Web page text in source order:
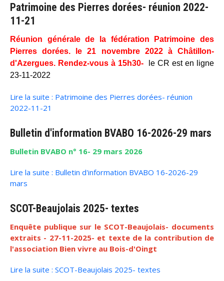
Patrimoine des Pierres dorées- réunion 2022-
11-21
Réunion générale de la fédération Patrimoine des
Pierres dorées. le 21 novembre 2022 à Châtillon-
d'Azergues. Rendez-vous à 15h30-
le CR est en ligne
23-11-2022
Lire la suite : Patrimoine des Pierres dorées- réunion
2022-11-21
Bulletin d'information BVABO 16-2026-29 mars
Bulletin BVABO n° 16- 29 mars 2026
Lire la suite : Bulletin d'information BVABO 16-2026-29
mars
SCOT-Beaujolais 2025- textes
Enquête publique sur le SCOT-Beaujolais- documents
extraits - 27-11-2025- et texte de la contribution de
l'association Bien vivre au Bois-d'Oingt
Lire la suite : SCOT-Beaujolais 2025- textes